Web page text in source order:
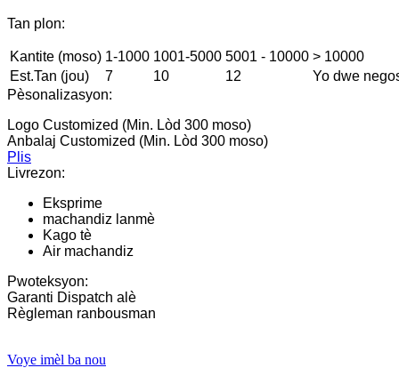
Tan plon:
Kantite (moso) 1-1000 1001-5000 5001 - 10000 > 10000
Est.Tan (jou)
7 10 12
Yo dwe
Pèsonalizasyon:
Logo Customized (Min. Lòd 300 moso)
Anbalaj Customized (Min. Lòd 300 moso)
Plis
Livrezon:
Eksprime
machandiz lanmè
Kago tè
Air machandiz
Pwoteksyon:
Garanti Dispatch alè
Règleman ranbousman
Voye imèl ba nou